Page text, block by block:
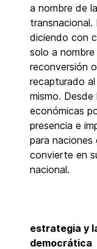
a nombre de
diciendo con
solo a nombre
reconversión
recapturado
mismo.
económicas
presencia e
para naciones
convierte en
estrategia y
democrática